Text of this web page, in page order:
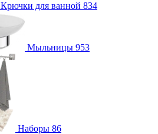
Крючки для ванной 834
Мыльницы 953
Наборы 86